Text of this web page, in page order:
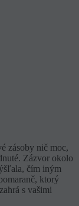
zásoby nič moc,
Zázvor okolo
čím iným
ktorý
s vašimi